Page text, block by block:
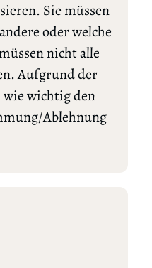
Sie müssen
oder welche
nicht alle
Aufgrund der
wie wichtig den
Ablehnung